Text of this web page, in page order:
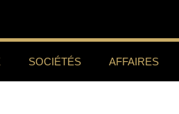
SOCIÉTÉS AFFAIRES